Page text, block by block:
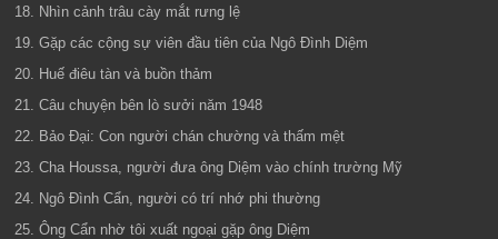
18. Nhìn cảnh trâu cày mắt rưng lệ
19. Gặp các cộng sự viên đầu tiên của Ngô Đình Diệm
20. Huế điêu tàn và buồn thảm
21. Câu chuyện bên lò sưởi năm 1948
22. Bảo Đại: Con người chán chường và thấm mệt
23. Cha Houssa, người đưa ông Diệm vào chính trường Mỹ
24. Ngô Đình Cẩn, người có trí nhớ phi thường
25. Ông Cẩn nhờ tôi xuất ngoại gặp ông Diệm